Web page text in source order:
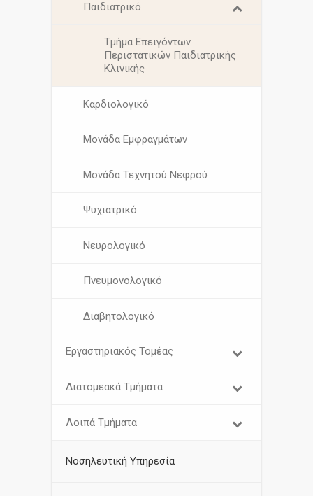
Παιδιατρικό
Τμήμα Επειγόντων
Περιστατικών Παιδιατρικής
Κλινικής
Καρδιολογικό
Μονάδα Εμφραγμάτων
Μονάδα Τεχνητού Νεφρού
Ψυχιατρικό
Νευρολογικό
Πνευμονολογικό
Διαβητολογικό
Εργαστηριακός Τομέας
Διατομεακά Τμήματα
Λοιπά Τμήματα
Νοσηλευτική Υπηρεσία